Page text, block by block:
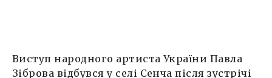
Виступ народного артиста України Павла
Зіброва відбувся у селі Сенча після зустрічі